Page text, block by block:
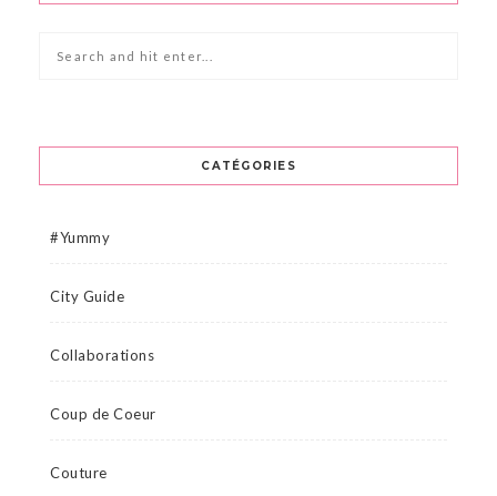
CATÉGORIES
#Yummy
City Guide
Collaborations
Coup de Coeur
Couture